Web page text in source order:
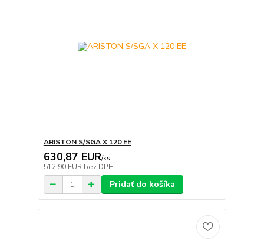
ARISTON S/SGA X 120 EE
630,87 EUR/ks
512,90 EUR bez DPH
Pridať do košíka